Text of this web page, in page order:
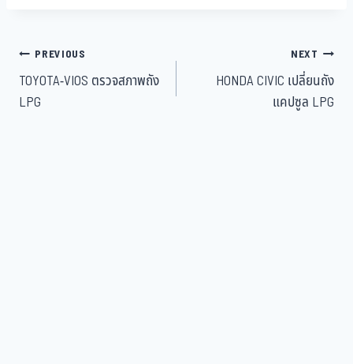
PREVIOUS
TOYOTA-VIOS ตรวจสภาพถัง
LPG
NEXT
HONDA CIVIC เปลี่ยนถัง
แคปซูล LPG